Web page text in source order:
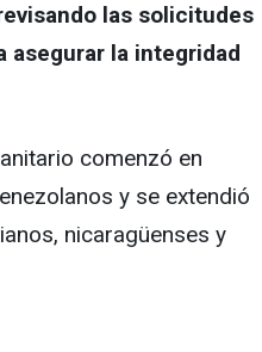
las solicitudes
asegurar la integridad
comenzó en
y se extendió
nicaragüenses y